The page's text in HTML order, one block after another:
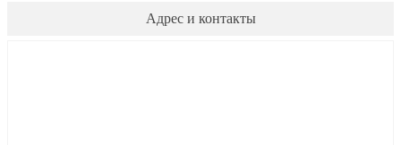
Адрес и контакты